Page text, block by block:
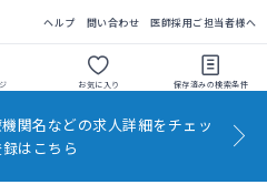
ヘルプ 問い合わせ 医師採用ご担当者様へ
お気に入り 保存済みの検索条件
関名などの求人詳細をチェッ
はこちら